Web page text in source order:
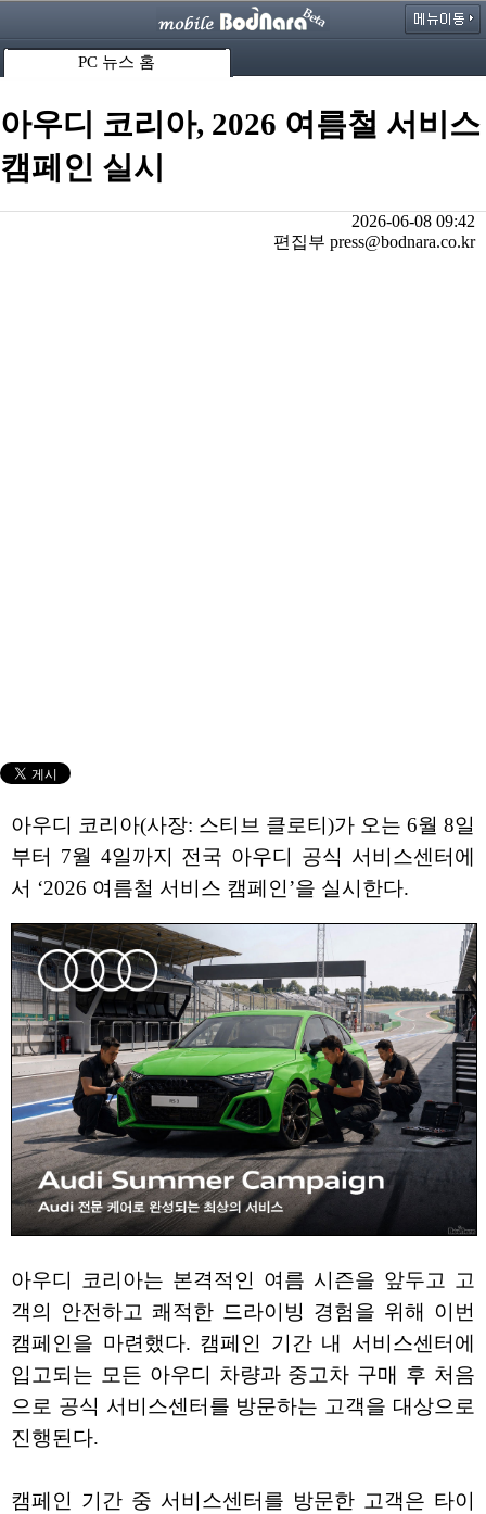
PC 뉴스 홈
아우디 코리아, 2026 여름철 서비스
캠페인 실시
2026-06-08 09:42
편집부 press@bodnara.co.kr
아우디 코리아(사장: 스티브 클로티)가 오는 6월 8일
부터 7월 4일까지 전국 아우디 공식 서비스센터에
서 ‘2026 여름철 서비스 캠페인’을 실시한다.
아우디 코리아는 본격적인 여름 시즌을 앞두고 고
객의 안전하고 쾌적한 드라이빙 경험을 위해 이번
캠페인을 마련했다. 캠페인 기간 내 서비스센터에
입고되는 모든 아우디 차량과 중고차 구매 후 처음
으로 공식 서비스센터를 방문하는 고객을 대상으로
진행된다.
캠페인 기간 중 서비스센터를 방문한 고객은 타이